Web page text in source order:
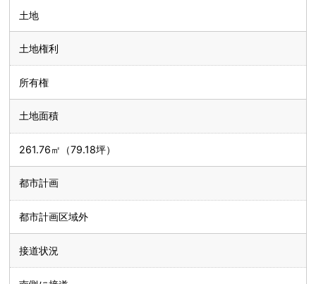
土地
土地権利
所有権
土地面積
261.76㎡（79.18坪）
都市計画
都市計画区域外
接道状況